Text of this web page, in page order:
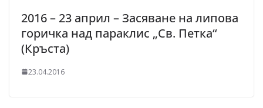
2016 – 23 април – Засяване на липова
горичка над параклис „Св. Петка“
(Кръста)
23.04.2016